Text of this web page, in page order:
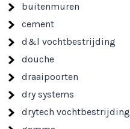
buitenmuren
cement
d&l vochtbestrijding
douche
draaipoorten
dry systems
drytech vochtbestrijding